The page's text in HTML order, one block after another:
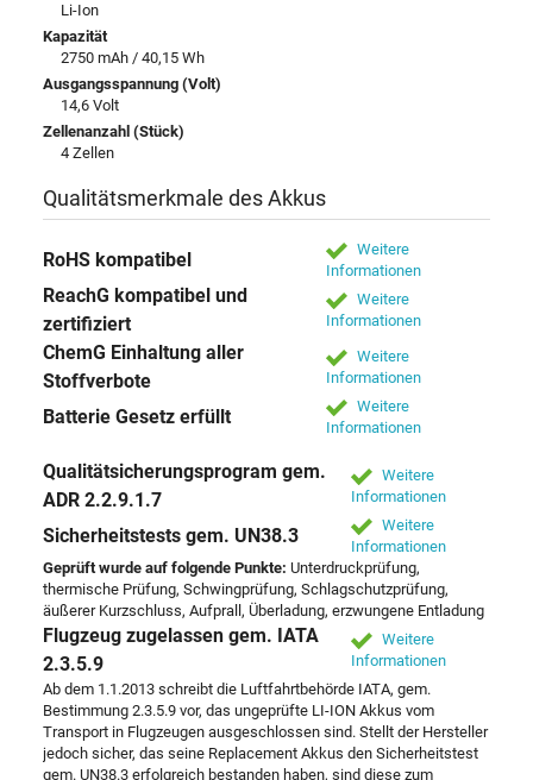
Li-Ion
Kapazität
2750 mAh / 40,15 Wh
Ausgangsspannung (Volt)
14,6 Volt
Zellenanzahl (Stück)
4 Zellen
Qualitätsmerkmale des Akkus
RoHS kompatibel
Weitere
Informationen
ReachG kompatibel und
zertifiziert
Weitere
Informationen
ChemG Einhaltung aller
Stoffverbote
Weitere
Informationen
Batterie Gesetz erfüllt
Weitere
Informationen
Qualitätsicherungsprogram gem.
ADR 2.2.9.1.7
Weitere
Informationen
Sicherheitstests gem. UN38.3
Weitere
Informationen
Geprüft wurde auf folgende Punkte: Unterdruckprüfung,
thermische Prüfung, Schwingprüfung, Schlagschutzprüfung,
äußerer Kurzschluss, Aufprall, Überladung, erzwungene Entladung
Flugzeug zugelassen gem. IATA
2.3.5.9
Weitere
Informationen
Ab dem 1.1.2013 schreibt die Luftfahrtbehörde IATA, gem.
Bestimmung 2.3.5.9 vor, das ungeprüfte LI-ION Akkus vom
Transport in Flugzeugen ausgeschlossen sind. Stellt der Hersteller
jedoch sicher, das seine Replacement Akkus den Sicherheitstest
gem. UN38.3 erfolgreich bestanden haben, sind diese zum